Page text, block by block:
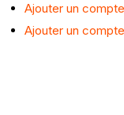
Ajouter un
Ajouter un